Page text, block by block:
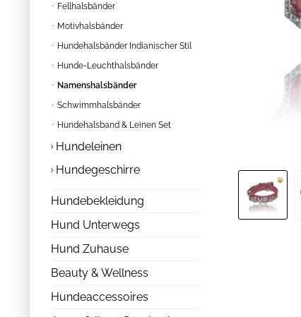
Fellhalsbänder
Motivhalsbänder
Hundehalsbänder Indianischer Stil
Hunde-Leuchthalsbänder
Namenshalsbänder
Schwimmhalsbänder
Hundehalsband & Leinen Set
Hundeleinen
Hundegeschirre
Hundebekleidung
Hund Unterwegs
Hund Zuhause
Beauty & Wellness
Hundeaccessoires